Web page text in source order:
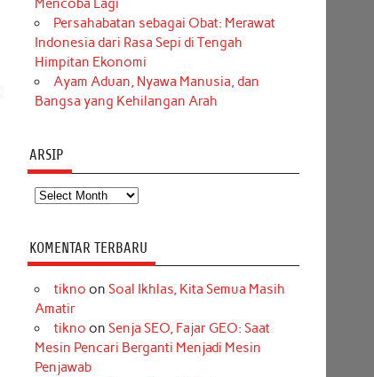
Mencoba Lagi
Persahabatan sebagai Obat: Merawat
Indonesia dari Rasa Sepi di Tengah
Himpitan Ekonomi
Ayam Aduan, Nyawa Manusia, dan
Bangsa yang Kehilangan Arah
ARSIP
Arsip
KOMENTAR TERBARU
tikno on Soal Ikhlas, Kita Semua Masih
Amatir
tikno on Senja SEO, Fajar GEO: Saat
Mesin Pencari Berganti Menjadi Mesin
Penjawab